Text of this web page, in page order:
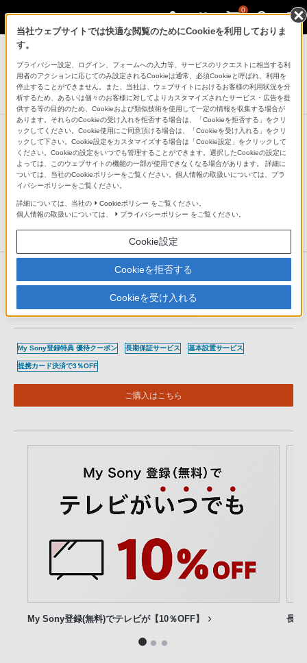
0
テレビ ブラビア
4K液晶テレビ
X83Lシリーズ
テレビとサウンドバーの壁掛け設置の対応ユニットはこちら
のページをご覧ください
壁掛け設置 対応ユニット検索
ソニーストアで購入すると
My Sony登録特典 優待クーポン 長期保証サービス 基本設置サービス
提携カード決済で3％OFF
ご購入はこちら
My Sony登録(無料)でテレビが【10％OFF】 長期
当社ウェブサイトでは快適な閲覧のためにCookieを利用しておりま
す。
プライバシー設定、ログイン、フォームへの入力等、サービスのリクエストに相当する利
用者のアクションに応じてのみ設定されるCookieは通常、必須Cookieと呼ばれ、利用を
停止することができません。また、当社は、ウェブサイトにおけるお客様の利用状況を分
析するため、あるいは個々のお客様に対してよりカスタマイズされたサービス・広告を提
供する等の目的のため、Cookieおよび類似技術を使用して一定の情報を収集する場合が
あります。それらのCookieの受け入れを拒否する場合は、「Cookieを拒否する」をクリ
ックしてください。Cookie使用にご同意頂ける場合は、「Cookieを受け入れる」をクリ
ックして下さい。Cookie設定をカスタマイズする場合は「Cookie設定」をクリックして
ください。Cookieの設定をいつでも管理することができます。選択したCookieの設定に
よっては、このウェブサイトの機能の一部が使用できなくなる場合があります。 詳細に
ついては、当社のCookieポリシーをご覧ください。個人情報の取扱いについては、プラ
イバシーポリシーをご覧ください。
詳細については、当社の Cookieポリシー をご覧ください。
個人情報の取扱いについては、
プライバシーポリシー をご覧ください。
Cookie設定
Cookieを拒否する
Cookieを受け入れる